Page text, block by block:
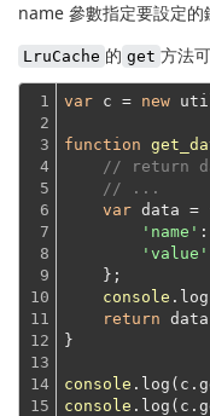
name 參數指定要設定的
LruCache 的 get 方法
1
2
3
4
5
6
7
8
9
10
11
12
13
14
15
var c = new
function
// return
// ...
var data =
'name'
'value'
    };
console
return
}
console
console